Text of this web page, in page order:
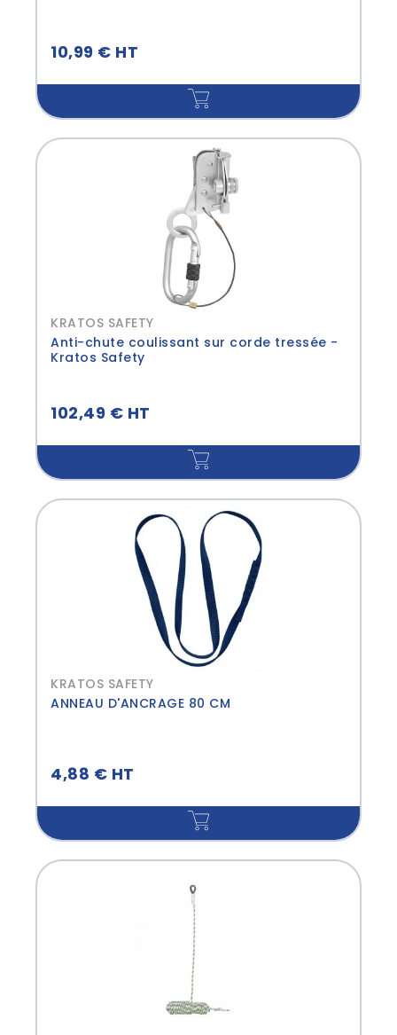
10,99 € HT
KRATOS SAFETY
Anti-chute coulissant sur corde tressée -
Kratos Safety
102,49 € HT
KRATOS SAFETY
ANNEAU D'ANCRAGE 80 CM
4,88 € HT